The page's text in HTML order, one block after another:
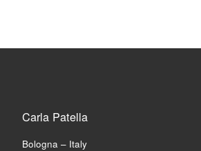
Carla Patella
Bologna – Italy